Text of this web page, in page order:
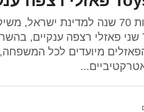
לרגל חגיגות 70 שנה למדינת
מיועדים לכל המשפחה,